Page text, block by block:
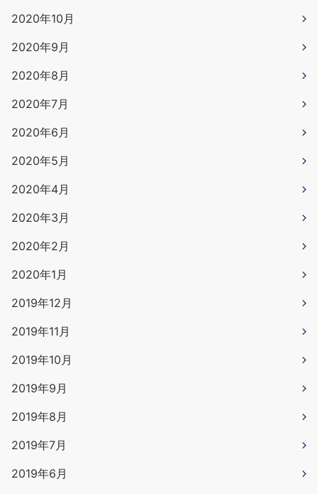
2020年10月
2020年9月
2020年8月
2020年7月
2020年6月
2020年5月
2020年4月
2020年3月
2020年2月
2020年1月
2019年12月
2019年11月
2019年10月
2019年9月
2019年8月
2019年7月
2019年6月